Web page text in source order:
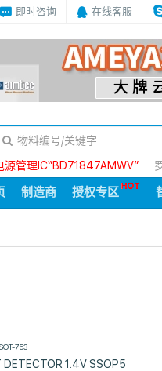
即时咨询 在线客服
源管理IC“BD71847AMWV”
制造商 授权专区
753
DETECTOR 1.4V SSOP5